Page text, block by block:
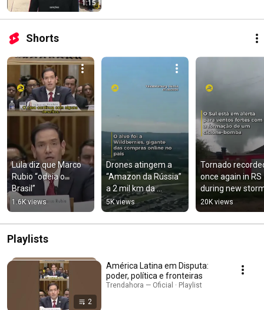
1:15
Shorts
Lula diz que Marco
Rubio “odeia o
Brasil”
1.6K views
Drones atingem a
“Amazon da Rússia”
a 2 mil km da
Ucrânia
5K views
Tornado
once again in RS
during new
20K views
Playlists
2
América Latina em Disputa:
poder, política e fronteiras
Trendahora — Oficial · Playlist